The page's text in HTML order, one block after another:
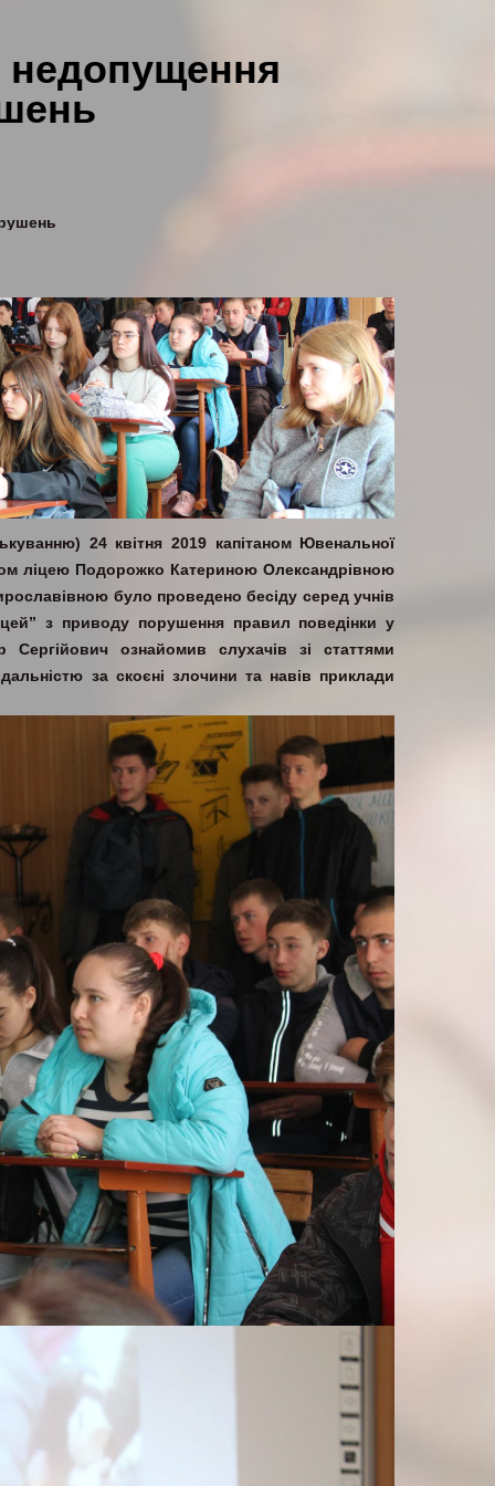
недопущення
24 квітня 2019 капітаном Ювенальної
ліцею Подорожко Катериною Олександрівною
було проведено бесіду серед учнів
з приводу порушення правил поведінки у
ознайомив слухачів зі статтями
за скоєні злочини та навів приклади